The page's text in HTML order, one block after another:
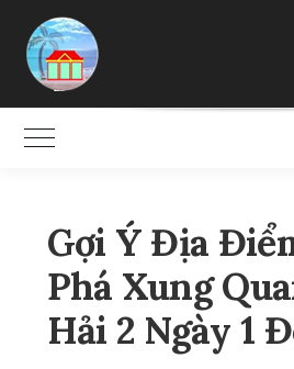
content
Toggle Main Menu
Gợi Ý Địa
Phá Xung
Hải 2 Ngày 1